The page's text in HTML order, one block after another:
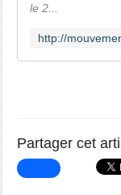
le 2...
Partager cet